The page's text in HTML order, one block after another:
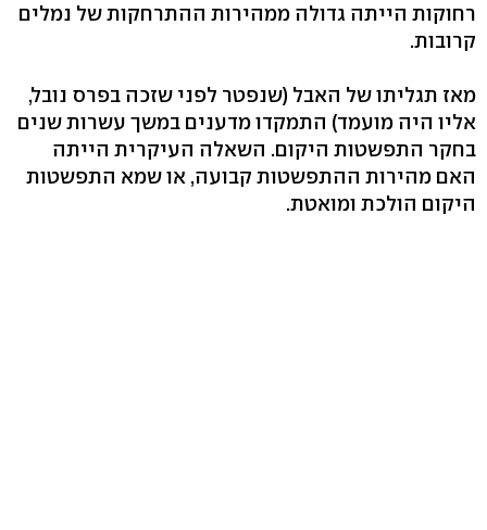
רחוקות הייתה גדולה ממהירות ההתרחקות של נמלים
קרובות.
מאז תגליתו של האבל (שנפטר לפני שזכה בפרס נובל,
אליו היה מועמד) התמקדו מדענים במשך עשרות שנים
בחקר התפשטות היקום. השאלה העיקרית הייתה
האם מהירות ההתפשטות קבועה, או שמא התפשטות
היקום הולכת ומואטת.